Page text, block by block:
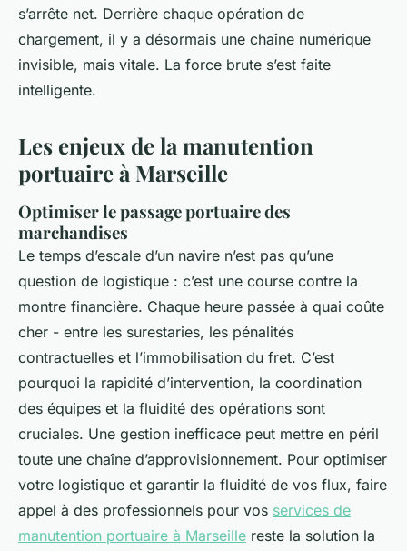
s’arrête net. Derrière chaque opération de
chargement, il y a désormais une chaîne numérique
invisible, mais vitale. La force brute s’est faite
intelligente.
Les enjeux de la manutention
portuaire à Marseille
Optimiser le passage portuaire des
marchandises
Le temps d’escale d’un navire n’est pas qu’une
question de logistique : c’est une course contre la
montre financière. Chaque heure passée à quai coûte
cher - entre les surestaries, les pénalités
contractuelles et l’immobilisation du fret. C’est
pourquoi la rapidité d’intervention, la coordination
des équipes et la fluidité des opérations sont
cruciales. Une gestion inefficace peut mettre en péril
toute une chaîne d’approvisionnement. Pour optimiser
votre logistique et garantir la fluidité de vos flux, faire
appel à des professionnels pour vos services de
manutention portuaire à Marseille reste la solution la